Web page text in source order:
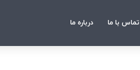
تماس با ما درباره ما